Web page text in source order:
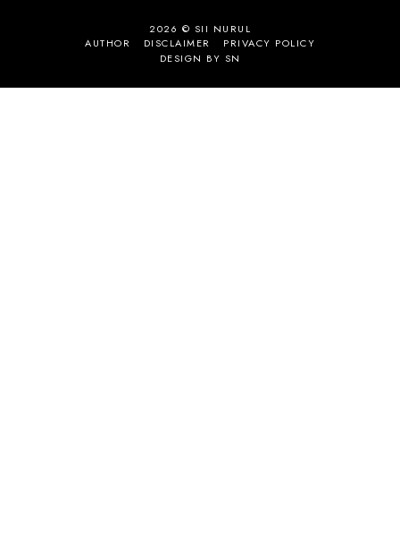
2026 © SII NURUL
AUTHOR
DISCLAIMER
PRIVACY POLICY
DESIGN BY SN